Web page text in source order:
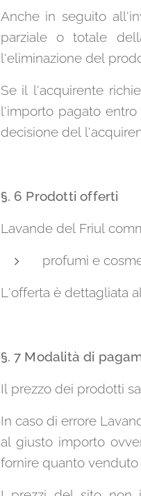
Anche in seguito
parziale o totale
l'eliminazione del
Se il l'acquirente
l'importo pagato
decisione del
§. 6 Prodotti offerti
Lavande del Friul
profumi e
L'offerta è dettagliata
§. 7 Modalità di
Il prezzo dei prodotti
In caso di errore
al giusto importo
fornire quanto